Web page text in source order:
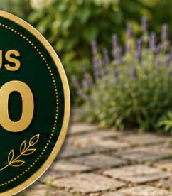
Každý dům má
litinových
vzhled
ozdoba celého
V nabídce
naleznete zde >>>
Rozměry:
Materiál: litina
Hmotnost: 130g